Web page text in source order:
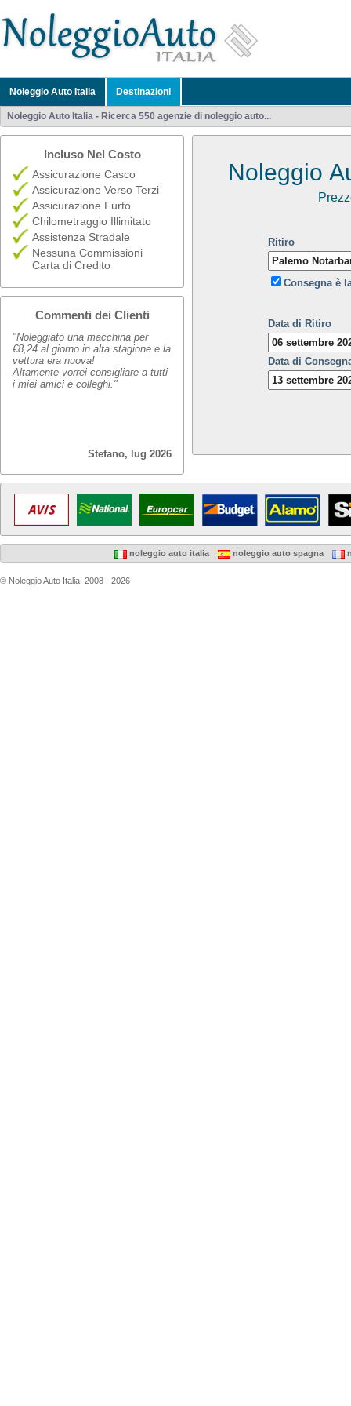
Noleggio Auto Italia Destinazioni
Noleggio Auto Italia - Ricerca 550 agenzie di noleggio auto...
Incluso Nel Costo
Assicurazione Casco
Assicurazione Verso Terzi
Assicurazione Furto
Chilometraggio Illimitato
Assistenza Stradale
Nessuna Commissioni
Carta di Credito
Commenti dei Clienti
"Noleggiato una macchina per
€8,24 al giorno in alta stagione e la
vettura era nuova!
Altamente vorrei consigliare a tutti
i miei amici e colleghi."
Stefano, lug 2026
Noleggio
Ritiro
Consegna è
Data di Ritiro
Data di
noleggio auto italia noleggio auto spagna
© Noleggio Auto Italia, 2008 - 2026